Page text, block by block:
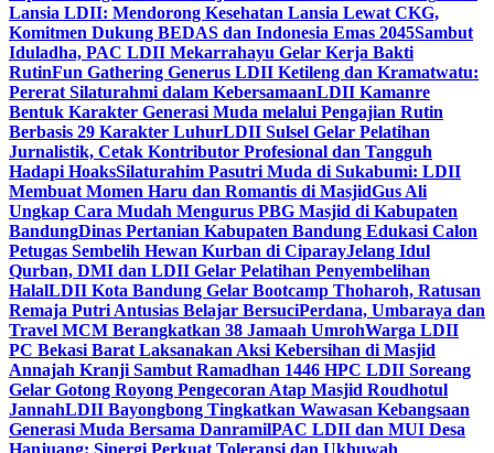
Lansia LDII: Mendorong Kesehatan Lansia Lewat CKG,
Komitmen Dukung BEDAS dan Indonesia Emas 2045Sambut
Iduladha, PAC LDII Mekarrahayu Gelar Kerja Bakti
RutinFun Gathering Generus LDII Ketileng dan Kramatwatu:
Pererat Silaturahmi dalam KebersamaanLDII Kamanre
Bentuk Karakter Generasi Muda melalui Pengajian Rutin
Berbasis 29 Karakter LuhurLDII Sulsel Gelar Pelatihan
Jurnalistik, Cetak Kontributor Profesional dan Tangguh
Hadapi HoaksSilaturahim Pasutri Muda di Sukabumi: LDII
Membuat Momen Haru dan Romantis di MasjidGus Ali
Ungkap Cara Mudah Mengurus PBG Masjid di Kabupaten
BandungDinas Pertanian Kabupaten Bandung Edukasi Calon
Petugas Sembelih Hewan Kurban di CiparayJelang Idul
Qurban, DMI dan LDII Gelar Pelatihan Penyembelihan
HalalLDII Kota Bandung Gelar Bootcamp Thoharoh, Ratusan
Remaja Putri Antusias Belajar BersuciPerdana, Umbaraya dan
Travel MCM Berangkatkan 38 Jamaah UmrohWarga LDII
PC Bekasi Barat Laksanakan Aksi Kebersihan di Masjid
Annajah Kranji Sambut Ramadhan 1446 HPC LDII Soreang
Gelar Gotong Royong Pengecoran Atap Masjid Roudhotul
JannahLDII Bayongbong Tingkatkan Wawasan Kebangsaan
Generasi Muda Bersama DanramilPAC LDII dan MUI Desa
Hanjuang: Sinergi Perkuat Toleransi dan Ukhuwah